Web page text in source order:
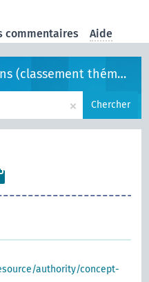
commentaires Aide
thématique)
× Chercher
authority/concept-